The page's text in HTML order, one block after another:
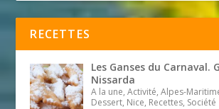
RECETTES
Les Ganses du Carnaval.
Nissarda
A la une, Activité, Alpes-
Dessert, Nice, Recettes, Société